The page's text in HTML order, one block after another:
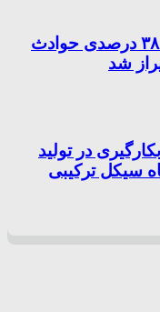
فرهنگ سازی منجر به کاهش ۳۸ درصدی حوادث
شد
در تولید
سیکل ترکیبی